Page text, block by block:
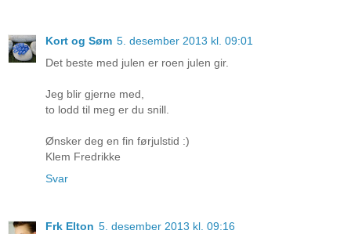
Kort og Søm 5. desember 2013 kl. 09:01
Det beste med julen er roen julen gir.
Jeg blir gjerne med,
to lodd til meg er du snill.
Ønsker deg en fin førjulstid :)
Klem Fredrikke
Svar
Frk Elton 5. desember 2013 kl. 09:16